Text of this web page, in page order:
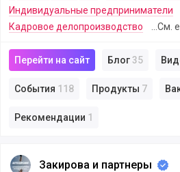
Индивидуальные предприниматели
Кадровое делопроизводство
...См.
Перейти на сайт Блог35
События 118 Продукты 7
Рекомендации 1
Закирова и партнеры
Закирова и партнеры